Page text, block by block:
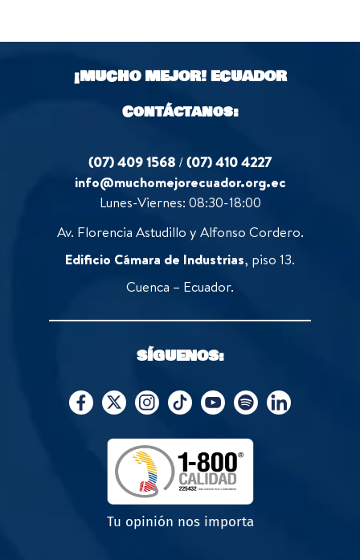
5
t
¡MUCHO MEJOR!ECUADOR
Contáctanos:
(07) 409 1568 /(07) 410 4227
info@muchomejorecuador.org.ec
Lunes-Viernes: 08:30-18:00
Av. Florencia Astudillo y Alfonso Cordero.
Edificio Cámara de Industrias, piso 13.
Cuenca – Ecuador.
SÍGUENOS:
Tu opinión nos importa